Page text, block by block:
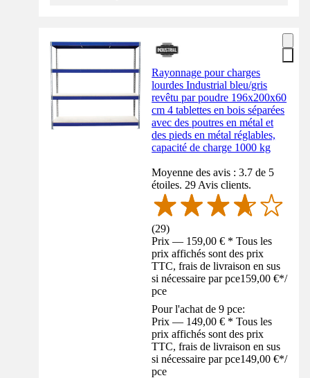
Rayonnage pour charges
lourdes Industrial bleu/gris
revêtu par poudre 196x200x60
cm 4 tablettes en bois séparées
avec des poutres en métal et
des pieds en métal réglables,
capacité de charge 1000 kg
Moyenne des avis : 3.7 de 5
étoiles. 29 Avis clients.
(29)
Prix — 159,00 € * Tous les
prix affichés sont des prix
TTC, frais de livraison en sus
si nécessaire par pce159,00 €*/
pce
Pour l'achat de 9 pce:
Prix — 149,00 € * Tous les
prix affichés sont des prix
TTC, frais de livraison en sus
si nécessaire par pce149,00 €*/
pce